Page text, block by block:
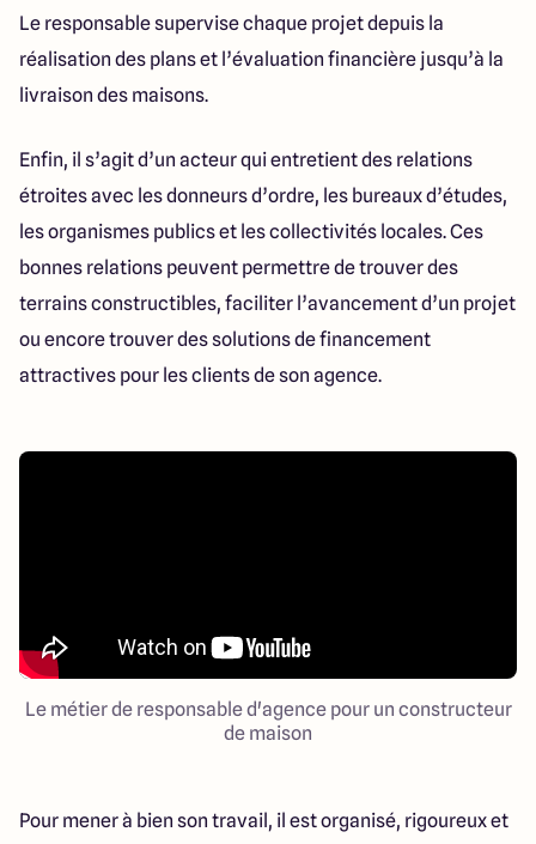
Le responsable supervise chaque projet depuis la
réalisation des plans et l’évaluation financière jusqu’à la
livraison des maisons.
Enfin, il s’agit d’un acteur qui entretient des relations
étroites avec les donneurs d’ordre, les bureaux d’études,
les organismes publics et les collectivités locales. Ces
bonnes relations peuvent permettre de trouver des
terrains constructibles, faciliter l’avancement d’un projet
ou encore trouver des solutions de financement
attractives pour les clients de son agence.
Le métier de responsable d'agence pour un constructeur
de maison
Pour mener à bien son travail, il est organisé, rigoureux et